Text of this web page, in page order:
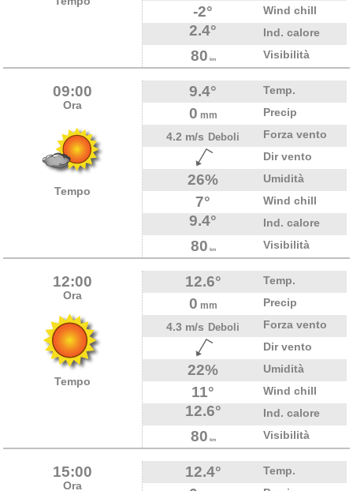
-2° Wind chill
2.4° Ind. calore
80 km Visibilità
09:00
Ora
Tempo
9.4° Temp.
0 mm
Precip
4.2 m/s Deboli
Forza vento
Dir vento
26% Umidità
7° Wind chill
9.4° Ind. calore
80 km Visibilità
12:00
Ora
Tempo
12.6° Temp.
0 mm
Precip
4.3 m/s Deboli
Forza vento
Dir vento
22% Umidità
11° Wind chill
12.6° Ind. calore
80 km Visibilità
15:00
Ora
12.4° Temp.